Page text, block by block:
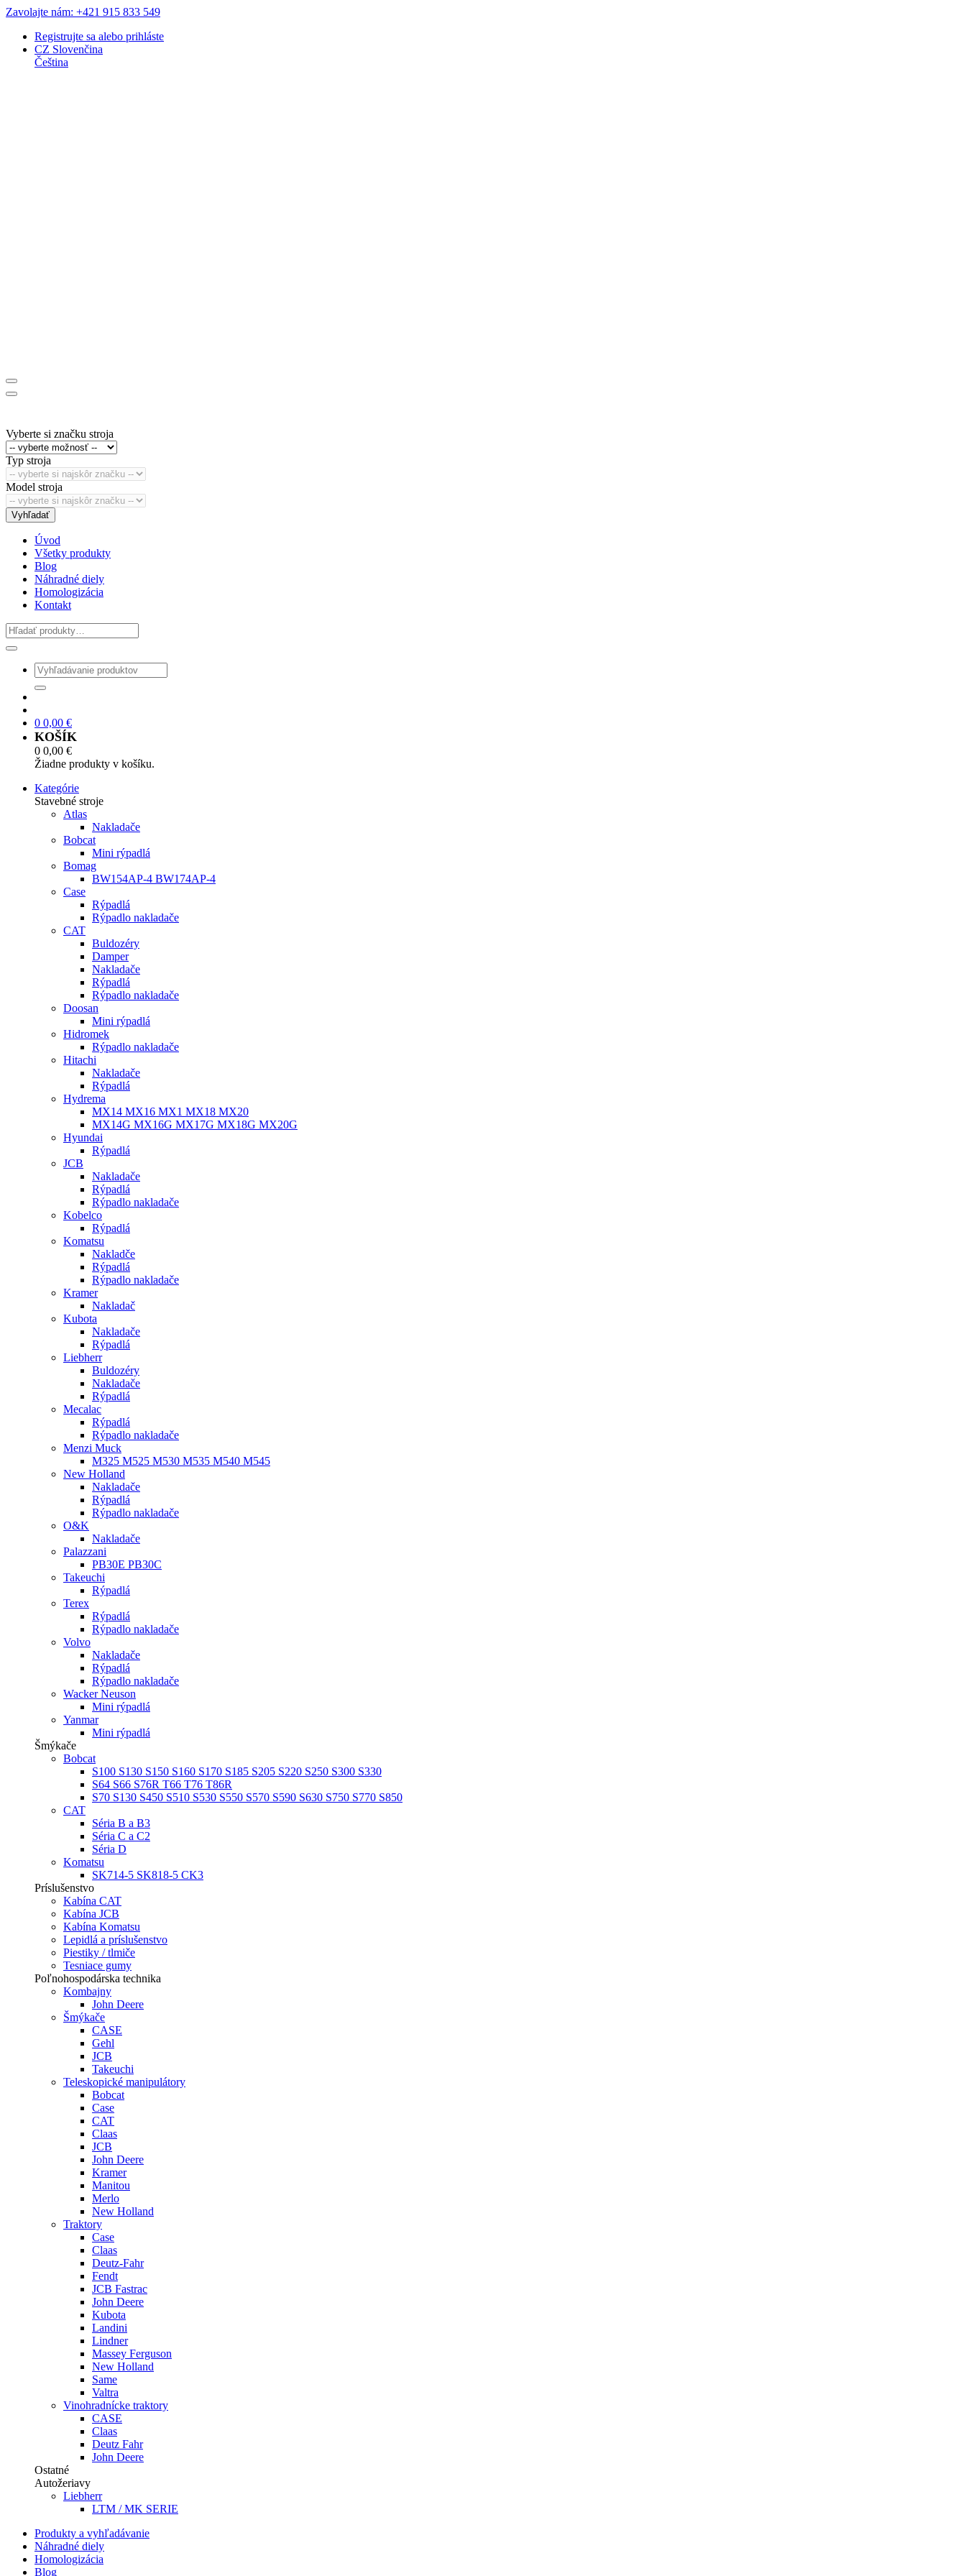
Zavolajte nám: +421 915 833 549
Registrujte sa alebo prihláste
CZ Slovenčina
Čeština
Vyberte si značku stroja
Typ stroja
Model stroja
Vyhľadať
Úvod
Všetky produkty
Blog
Náhradné diely
Homologizácia
Kontakt
0 0,00 €
KOŠÍK
0 0,00 €
Žiadne produkty v košíku.
Kategórie
Stavebné stroje
Atlas
Nakladače
Bobcat
Mini rýpadlá
Bomag
BW154AP-4 BW174AP-4
Case
Rýpadlá
Rýpadlo nakladače
CAT
Buldozéry
Damper
Nakladače
Rýpadlá
Rýpadlo nakladače
Doosan
Mini rýpadlá
Hidromek
Rýpadlo nakladače
Hitachi
Nakladače
Rýpadlá
Hydrema
MX14 MX16 MX1 MX18 MX20
MX14G MX16G MX17G MX18G MX20G
Hyundai
Rýpadlá
JCB
Nakladače
Rýpadlá
Rýpadlo nakladače
Kobelco
Rýpadlá
Komatsu
Nakladče
Rýpadlá
Rýpadlo nakladače
Kramer
Nakladač
Kubota
Nakladače
Rýpadlá
Liebherr
Buldozéry
Nakladače
Rýpadlá
Mecalac
Rýpadlá
Rýpadlo nakladače
Menzi Muck
M325 M525 M530 M535 M540 M545
New Holland
Nakladače
Rýpadlá
Rýpadlo nakladače
O&K
Nakladače
Palazzani
PB30E PB30C
Takeuchi
Rýpadlá
Terex
Rýpadlá
Rýpadlo nakladače
Volvo
Nakladače
Rýpadlá
Rýpadlo nakladače
Wacker Neuson
Mini rýpadlá
Yanmar
Mini rýpadlá
Šmýkače
Bobcat
S100 S130 S150 S160 S170 S185 S205 S220 S250 S300 S330
S64 S66 S76R T66 T76 T86R
S70 S130 S450 S510 S530 S550 S570 S590 S630 S750 S770 S850
CAT
Séria B a B3
Séria C a C2
Séria D
Komatsu
SK714-5 SK818-5 CK3
Príslušenstvo
Kabína CAT
Kabína JCB
Kabína Komatsu
Lepidlá a príslušenstvo
Piestiky / tlmiče
Tesniace gumy
Poľnohospodárska technika
Kombajny
John Deere
Šmýkače
CASE
Gehl
JCB
Takeuchi
Teleskopické manipulátory
Bobcat
Case
CAT
Claas
JCB
John Deere
Kramer
Manitou
Merlo
New Holland
Traktory
Case
Claas
Deutz-Fahr
Fendt
JCB Fastrac
John Deere
Kubota
Landini
Lindner
Massey Ferguson
New Holland
Same
Valtra
Vinohradnícke traktory
CASE
Claas
Deutz Fahr
John Deere
Ostatné
Autožeriavy
Liebherr
LTM / MK SERIE
Produkty a vyhľadávanie
Náhradné diely
Homologizácia
Blog